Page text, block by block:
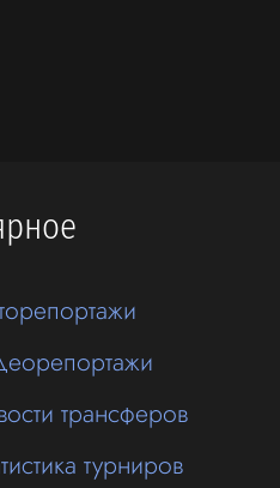
трансферов
турниров